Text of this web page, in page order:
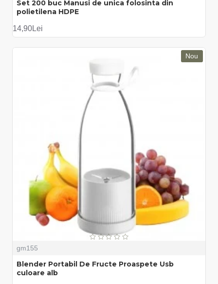
Set 200 buc Manusi de unica folosinta din
polietilena HDPE
14,90Lei
Nou
gm155
Blender Portabil De Fructe Proaspete Usb
culoare alb